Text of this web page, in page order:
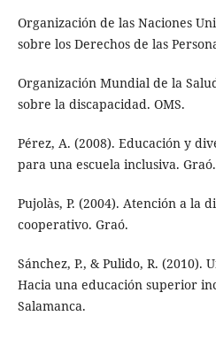
Organización de las Naciones
sobre los Derechos de las
Organización Mundial de la
sobre la discapacidad. OMS.
Pérez, A. (2008). Educación y
para una escuela inclusiva. Graó.
Pujolàs, P. (2004). Atención a la
cooperativo. Graó.
Sánchez, P., & Pulido, R. (2010).
Hacia una educación superior
Salamanca.